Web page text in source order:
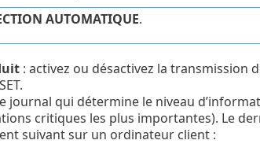
AUTOMATIQUE.
: activez ou désactivez la transmission
journal qui détermine le niveau
critiques les plus importantes). Le
suivant sur un ordinateur client :